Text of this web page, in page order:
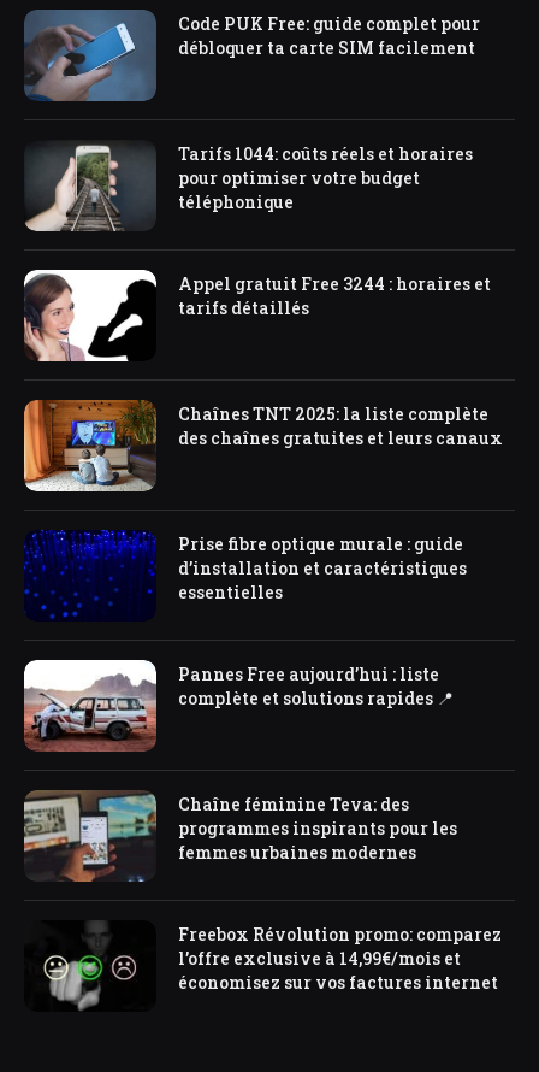
Code PUK Free: guide complet pour
débloquer ta carte SIM facilement
Tarifs 1044: coûts réels et horaires
pour optimiser votre budget
téléphonique
Appel gratuit Free 3244 : horaires et
tarifs détaillés
Chaînes TNT 2025: la liste complète
des chaînes gratuites et leurs canaux
Prise fibre optique murale : guide
d’installation et caractéristiques
essentielles
Pannes Free aujourd’hui : liste
complète et solutions rapides 📍
Chaîne féminine Teva: des
programmes inspirants pour les
femmes urbaines modernes
Freebox Révolution promo: comparez
l’offre exclusive à 14,99€/mois et
économisez sur vos factures internet